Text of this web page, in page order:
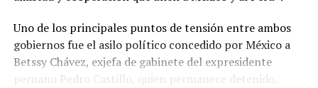
Facebook X
Me gusta esto:
Uno de los principales puntos de tensión entre ambos
gobiernos fue el asilo político concedido por México a
Betssy Chávez, exjefa de gabinete del expresidente
peruano Pedro Castillo, quien permanece detenido.